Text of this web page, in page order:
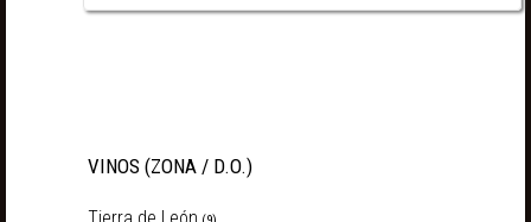
VINOS (ZONA / D.O.)